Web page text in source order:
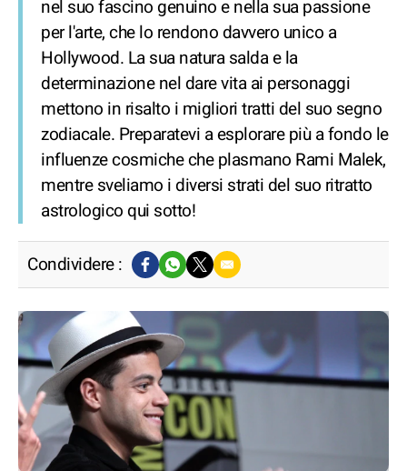
nel suo fascino genuino e nella sua passione
per l'arte, che lo rendono davvero unico a
Hollywood. La sua natura salda e la
determinazione nel dare vita ai personaggi
mettono in risalto i migliori tratti del suo segno
zodiacale. Preparatevi a esplorare più a fondo le
influenze cosmiche che plasmano Rami Malek,
mentre sveliamo i diversi strati del suo ritratto
astrologico qui sotto!
Condividere :